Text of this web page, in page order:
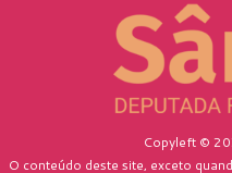
Copyleft ©
O conteúdo deste site, exceto